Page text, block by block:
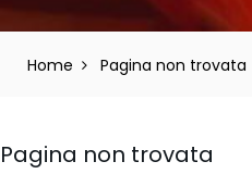
Home Pagina non trovata
Pagina non trovata